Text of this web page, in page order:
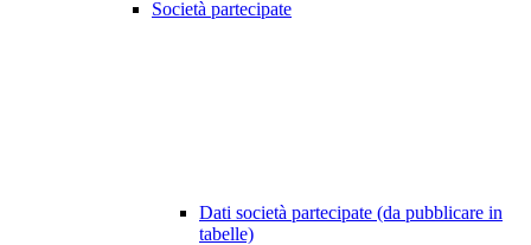
Società partecipate
Dati società partecipate (da pubblicare in
tabelle)